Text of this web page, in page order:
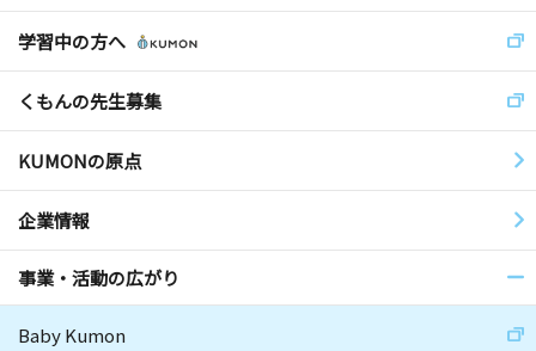
学習中の方へ
くもんの先生募集
KUMONの原点
企業情報
事業・活動の広がり
Baby Kumon